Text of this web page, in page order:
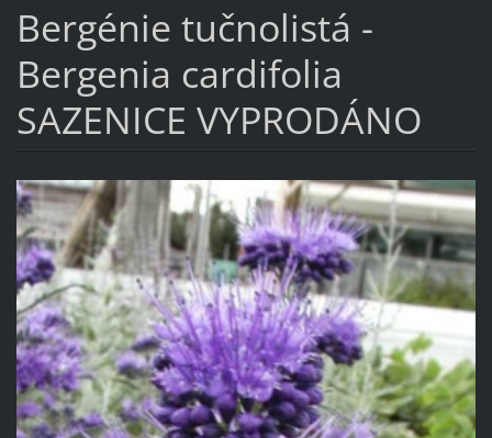
Bergénie tučnolistá -
Bergenia cardifolia
SAZENICE VYPRODÁNO